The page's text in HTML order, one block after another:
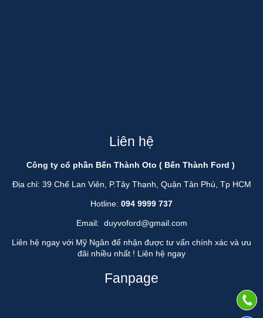
Liên hệ
Công ty cổ phần Bến Thành Oto ( Bến Thành Ford )
Địa chỉ: 39 Chế Lan Viên, P.Tây Thạnh, Quận Tân Phú, Tp HCM
Hotline: 094 9999 737
Email: duyvoford@gmail.com
Liên hệ ngay với Mỹ Ngân để nhận được tư vấn chính xác và ưu
đãi nhiều nhất ! Liên hệ ngay
Fanpage